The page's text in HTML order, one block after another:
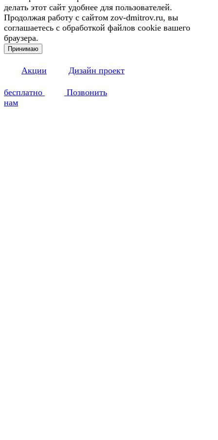
делать этот сайт удобнее для пользователей.
Продолжая работу с сайтом zov-dmitrov.ru, вы
соглашаетесь с обработкой файлов cookie вашего
браузера.
Принимаю
Акции Дизайн проект
бесплатно
Позвонить
нам